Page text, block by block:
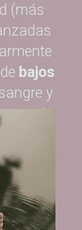
(más
bajos
y
vida